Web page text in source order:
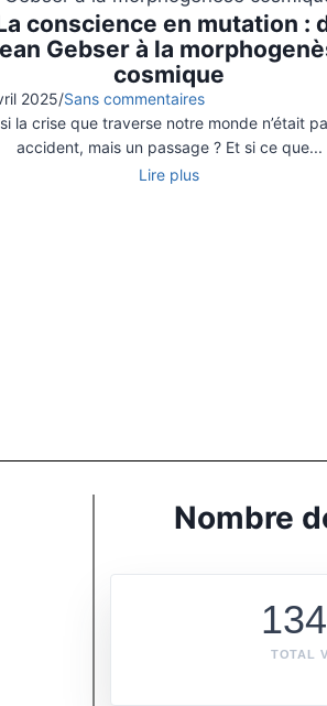
conscience en mutation :
Gebser à la
cosmique
2025/Sans commentaires
la crise que traverse notre monde n’était
accident, mais un passage ? Et si ce que...
Lire plus
Nombre
TOTAL